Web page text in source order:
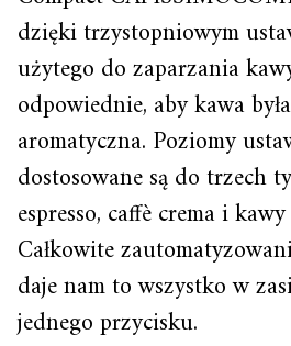
dzięki trzystopniowym
użytego do zaparzania
odpowiednie, aby kawa
aromatyczna. Poziomy
dostosowane są do trzech
espresso, caffè crema i
Całkowite
daje nam to wszystko w
jednego przycisku.